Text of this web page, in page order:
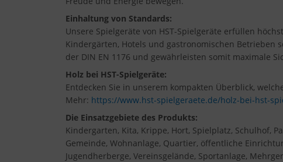
Einhaltung von Standards:
Unsere Spielgeräte von HST-Spielgeräte erfüllen
Kindergärten, Hotels und gastronomischen Betrieben
der DIN EN 1176 und gewährleisten somit maximale
Holz bei HST-Spielgeräte:
Entdecken Sie in unserem kompakten Überblick,
Mehr: https://www.hst-spielgeraete.de/holz-bei-hst-
Die Einsatzgebiete des Produkts:
Kindergarten, Kita, Krippe, Hort, Spielplatz, Schulhof,
Gemeinde, Wohnanlage, Quartier, öffentliche
Jugendherberge, Vereinsgelände, Sportanlage,